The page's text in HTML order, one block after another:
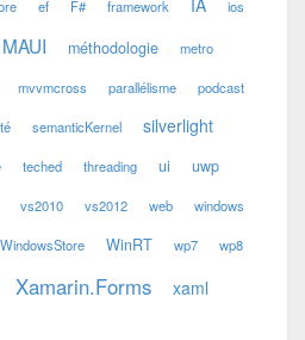
ef F# framework ios
MAUI méthodologie metro
mvvmcross parallélisme podcast
semanticKernel silverlight
teched threading ui uwp
vs2010 vs2012 web windows
WindowsStore WinRT wp7 wp8
Xamarin.Forms xaml